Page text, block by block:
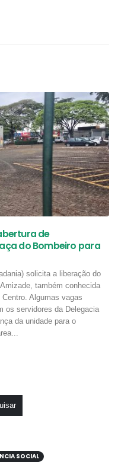
de
do Bombeiro para
solicita a liberação do
também conhecida
Algumas vagas
os servidores da Delegacia
da unidade para o
SOCIAL